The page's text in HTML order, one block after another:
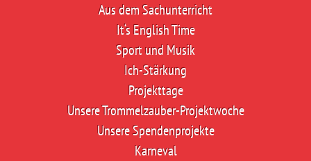
Aus dem Sachunterricht
It‘s English Time
Sport und Musik
Ich-Stärkung
Projekttage
Unsere Trommelzauber-Projektwoche
Unsere Spendenprojekte
Karneval